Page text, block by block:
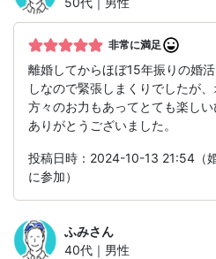
非常に満足
離婚してからほぼ15年振りの婚
しなので緊張しまくりでしたが
方々のお力もあってとても楽しい
ありがとうございました。
投稿日時：2024-10-13 21:54（
に参加）
ふみさん
40代｜男性